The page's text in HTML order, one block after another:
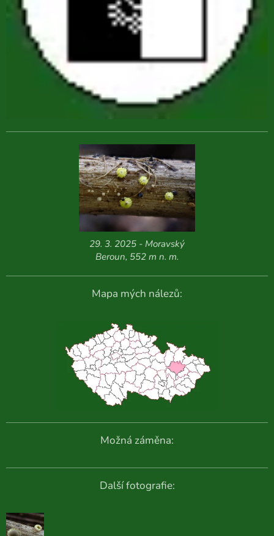
29. 3. 2025 - Moravský
Beroun, 552 m n. m.
Mapa mých nálezů:
Možná záměna:
Další fotografie: